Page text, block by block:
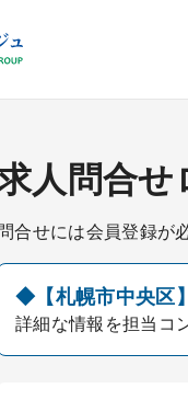
人問合せ
合せには会員登録が
◆【札幌市中央区
詳細な情報を担当コ